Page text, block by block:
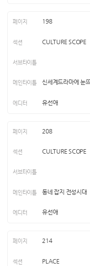
198
CULTURE SCOPE
신세계드라마에 눈
유선애
208
CULTURE SCOPE
동네 잡지 전성시대
유선애
214
PLACE